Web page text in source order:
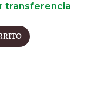
transferencia